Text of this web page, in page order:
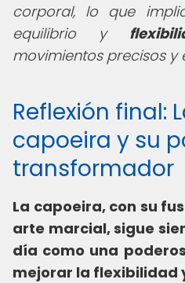
corporal, lo que
equilibrio y
movimientos precisos y
Reflexión final:
capoeira y su
transformador
La capoeira, con su
arte marcial, sigue
día como una
mejorar la flexibilidad